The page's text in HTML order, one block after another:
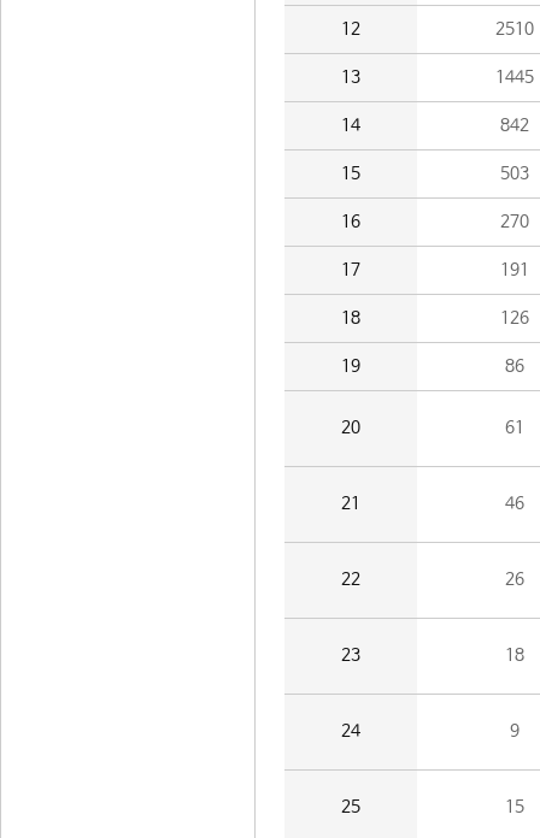
12 2510
13 1445
14 842
15 503
16 270
17 191
18 126
19 86
20 61
21 46
22 26
23 18
24 9
25 15